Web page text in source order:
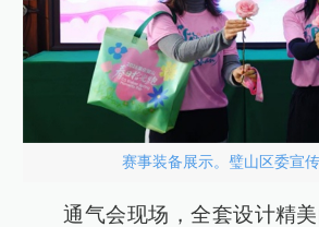
赛事装备展示。璧山区委宣
通气会现场，全套设计精